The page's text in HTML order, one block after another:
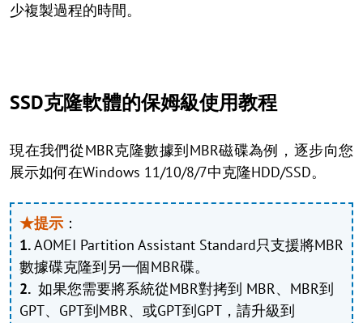
少複製過程的時間。
SSD克隆軟體的保姆級使用教程
現在我們從MBR克隆數據到MBR磁碟為例，逐步向您
展示如何在Windows 11/10/8/7中克隆HDD/SSD。
★提示 ：
1.AOMEI Partition Assistant Standard只支援將MBR
數據碟克隆到另一個MBR碟。
2. 如果您需要將系統從MBR對拷到 MBR、MBR到
GPT、GPT到MBR、或GPT到GPT，請升級到